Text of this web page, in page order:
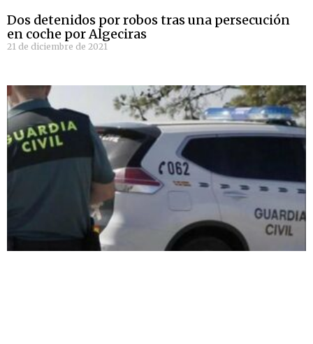
Dos detenidos por robos tras una persecución
en coche por Algeciras
21 de diciembre de 2021